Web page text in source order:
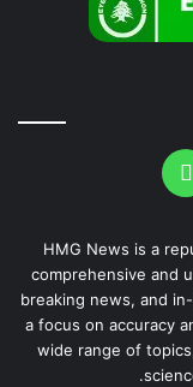
HMG News is a
comprehensive and
breaking news, and
a focus on accuracy
wide range of